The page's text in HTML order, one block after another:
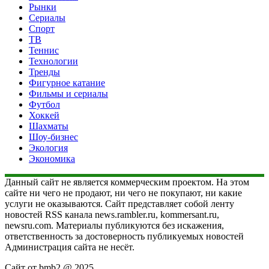
Рынки
Сериалы
Спорт
ТВ
Теннис
Технологии
Тренды
Фигурное катание
Фильмы и сериалы
Футбол
Хоккей
Шахматы
Шоу-бизнес
Экология
Экономика
Данный сайт не является коммерческим проектом. На этом
сайте ни чего не продают, ни чего не покупают, ни какие
услуги не оказываются. Сайт представляет собой ленту
новостей RSS канала news.rambler.ru, kommersant.ru,
newsru.com. Материалы публикуются без искажения,
ответственность за достоверность публикуемых новостей
Администрация сайта не несёт.